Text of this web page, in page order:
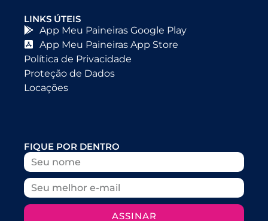
LINKS ÚTEIS
App Meu Paineiras Google Play
App Meu Paineiras App Store
Política de Privacidade
Proteção de Dados
Locações
FIQUE POR DENTRO
ASSINAR